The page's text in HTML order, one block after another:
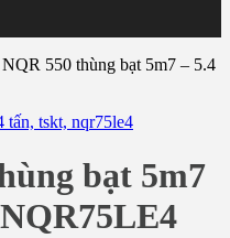
550 thùng bạt 5m7 – 5.4
bạt 5m7